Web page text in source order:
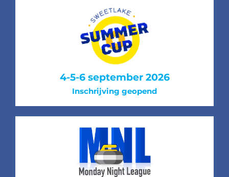
4-5-6 september 2026
Inschrijving geopend